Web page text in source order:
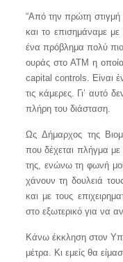
“Από την πρώτη
και το επισημάναμε
ένα πρόβλημα πολύ πιο
ουράς στο ΑΤΜ η
capital controls. Είναι
τις κάμερες. Γι’ αυτό
πλήρη του διάσταση.
Ως Δήμαρχος της
που δέχεται πλήγμα με
της, ενώνω τη φωνή
χάνουν τη δουλειά
και με τους
στο εξωτερικό για να
Κάνω έκκληση στον
μέτρα. Κι εμείς θα